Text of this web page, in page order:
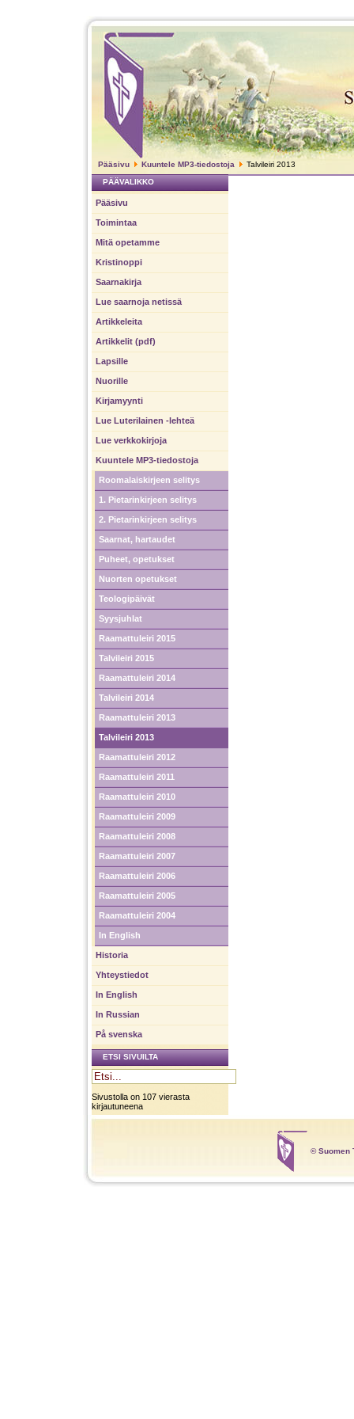
Pääsivu Kuuntele MP3-tiedostoja
Talvileiri 2013
PÄÄVALIKKO
Pääsivu
Toimintaa
Mitä opetamme
Kristinoppi
Saarnakirja
Lue saarnoja netissä
Artikkeleita
Artikkelit (pdf)
Lapsille
Nuorille
Kirjamyynti
Lue Luterilainen -lehteä
Lue verkkokirjoja
Kuuntele MP3-tiedostoja
Roomalaiskirjeen selitys
1. Pietarinkirjeen selitys
2. Pietarinkirjeen selitys
Saarnat, hartaudet
Puheet, opetukset
Nuorten opetukset
Teologipäivät
Syysjuhlat
Raamattuleiri 2015
Talvileiri 2015
Raamattuleiri 2014
Talvileiri 2014
Raamattuleiri 2013
Talvileiri 2013
Raamattuleiri 2012
Raamattuleiri 2011
Raamattuleiri 2010
Raamattuleiri 2009
Raamattuleiri 2008
Raamattuleiri 2007
Raamattuleiri 2006
Raamattuleiri 2005
Raamattuleiri 2004
In English
Historia
Yhteystiedot
In English
In Russian
På svenska
ETSI SIVUILTA
Sivustolla on 107 vierasta
kirjautuneena
© Suomen